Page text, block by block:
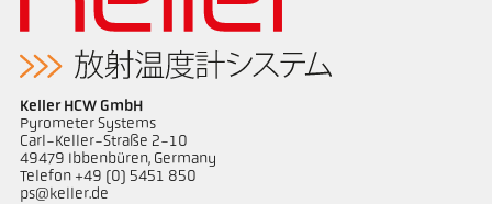
Keller HCW GmbH
Pyrometer Systems
Carl-Keller-Straße 2-10
49479 Ibbenbüren, Germany
Telefon +49 (0) 5451 850
ps@keller.de